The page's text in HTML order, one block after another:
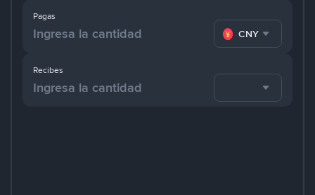
Pagas
CNY
Recibes